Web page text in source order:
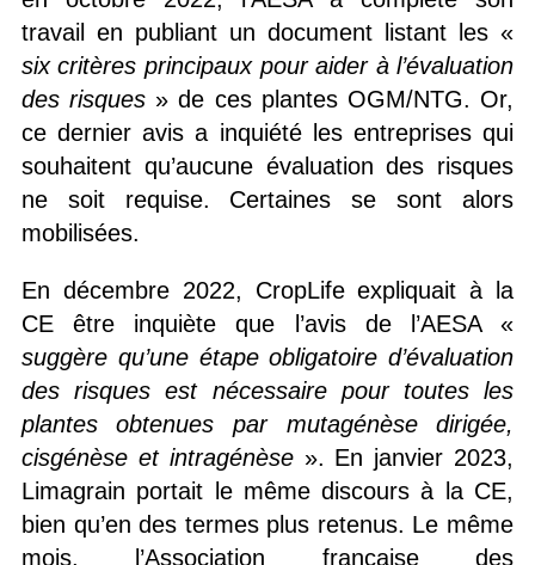
travail en publiant un document listant les «
six critères principaux pour aider à l’évaluation
des risques » de ces plantes OGM/NTG. Or,
ce dernier avis a inquiété les entreprises qui
souhaitent qu’aucune évaluation des risques
ne soit requise. Certaines se sont alors
mobilisées.
En décembre 2022, CropLife expliquait à la
CE être inquiète que l’avis de l’AESA «
suggère qu’une étape obligatoire d’évaluation
des risques est nécessaire pour toutes les
plantes obtenues par mutagénèse dirigée,
cisgénèse et intragénèse». En janvier 2023,
Limagrain portait le même discours à la CE,
bien qu’en des termes plus retenus. Le même
mois, l’Association française des